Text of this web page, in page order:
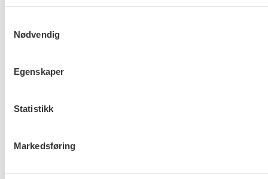
Nødvendig
Egenskaper
Statistikk
Markedsføring
Flere saker